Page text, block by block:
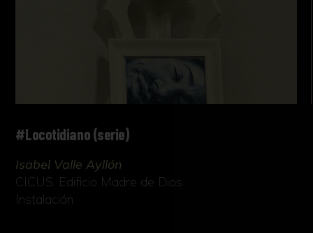
#Locotidiano (serie)
Isabel Valle Ayllón
CICUS. Edificio Madre de Dios
Instalación